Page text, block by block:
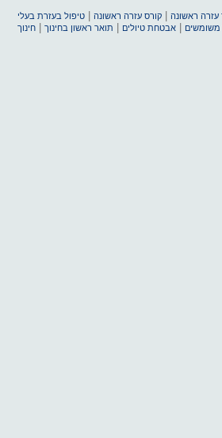
עזרה ראשונה |קורס עזרה ראשונה |טיפול בעזרת בעלי
משומשים |אבטחת טיולים תואר ראשון בחינוך |חינוך